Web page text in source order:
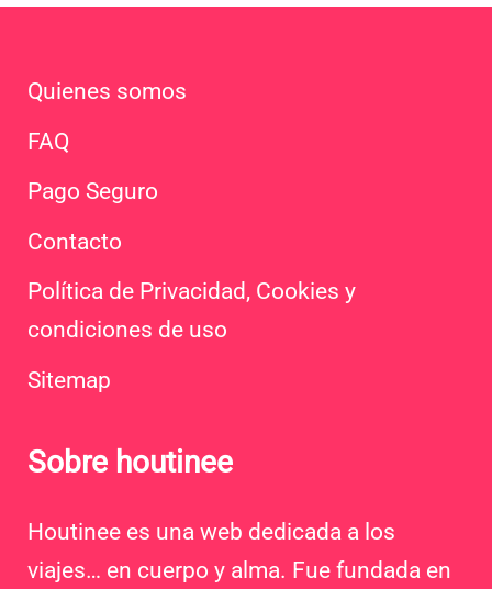
Quienes somos
FAQ
Pago Seguro
Contacto
Política de Privacidad, Cookies y
condiciones de uso
Sitemap
Sobre houtinee
Houtinee es una web dedicada a los
viajes… en cuerpo y alma. Fue fundada en